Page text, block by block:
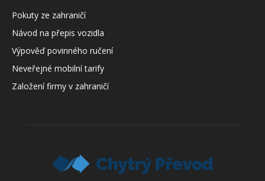
Pokuty ze zahraničí
Návod na přepis vozidla
Výpověď povinného ručení
Neveřejné mobilní tarify
Založení firmy v zahraničí